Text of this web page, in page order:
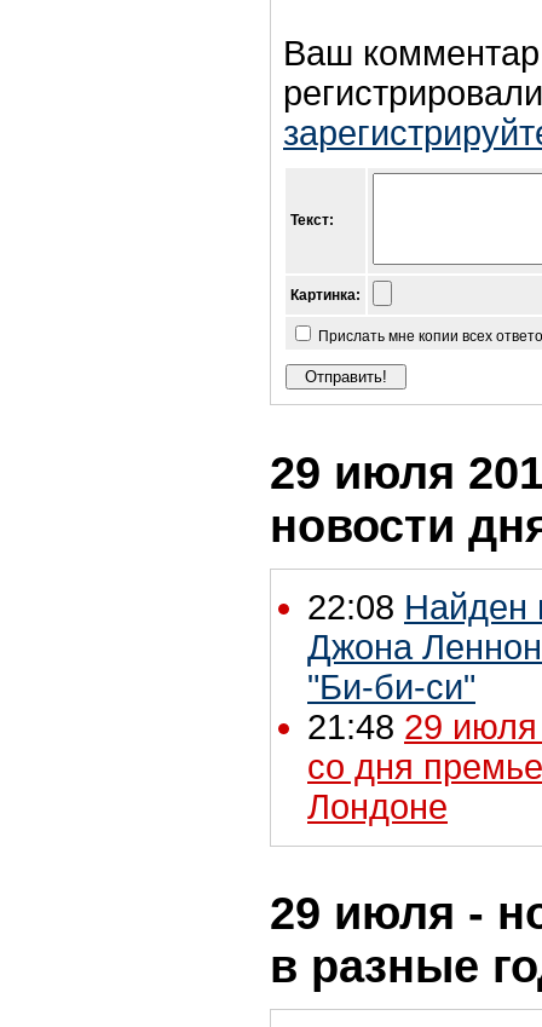
Ваш
Текст:
Картинка:
Прислать мне копии всех
29 июля
новости
22:08 Найден
Джона
"Би-би-си"
21:48 29 июля
со дня
Лондоне
29 июля -
в разные